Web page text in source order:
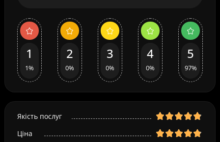
1
1%
2
0%
3
0%
4
0%
5
97%
Якість послуг
Ціна